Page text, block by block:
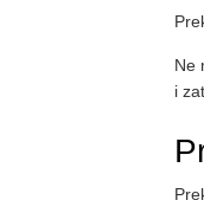
Ne
i